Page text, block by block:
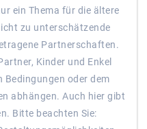
ein Thema für die ältere
zu unterschätzende
Partnerschaften.
Kinder und Enkel
Bedingungen oder dem
abhängen. Auch hier gibt
Bitte beachten Sie: